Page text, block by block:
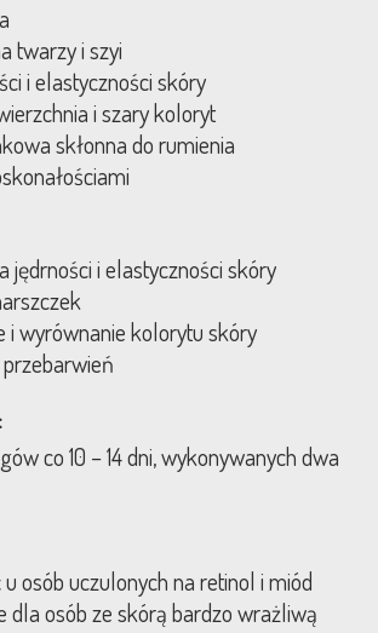
twarzy i szyi
i elastyczności skóry
i szary koloryt
skłonna do rumienia
jędrności i elastyczności skóry
i wyrównanie kolorytu skóry
co 10 – 14 dni, wykonywanych dwa
osób uczulonych na retinol i miód
dla osób ze skórą bardzo wrażliwą